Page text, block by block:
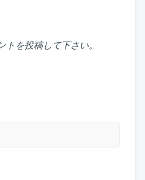
を投稿して下さい。